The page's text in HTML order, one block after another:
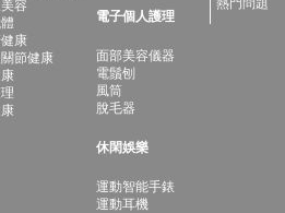
容
康
節健康
電子個人護理
面部美容儀器
電鬚刨
風筒
脫毛器
休閑娛樂
運動智能手錶
運動耳機